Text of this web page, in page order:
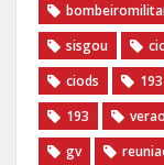
sisgou
ciods
193
193
verao
gv